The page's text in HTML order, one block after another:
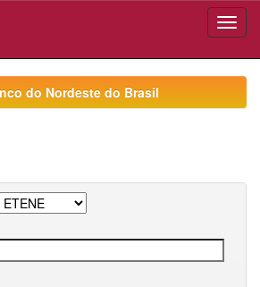
do Nordeste do Brasil